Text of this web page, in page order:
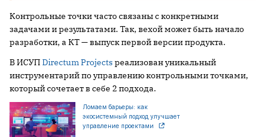
Контрольные точки часто связаны с конкретными
задачами и результатами. Так, вехой может быть начало
разработки, а КТ — выпуск первой версии продукта.
В ИСУПDirectum Projects реализован уникальный
инструментарий по управлению контрольными точками,
который сочетает в себе 2 подхода.
Ломаем барьеры: как
экосистемный подход улучшает
управление проектами